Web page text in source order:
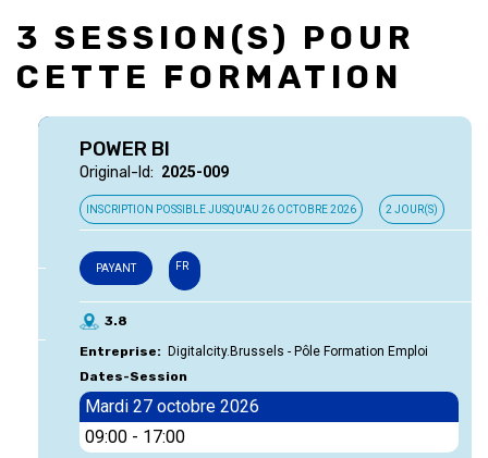
3 SESSION(S) POUR
CETTE FORMATION
POWER BI
Original-Id 2025-009
INSCRIPTION POSSIBLE JUSQU'AU26 OCTOBRE 2026 2 JOUR(S)
PAYANT FR
3.8
Entreprise
Digitalcity.Brussels - Pôle Formation Emploi
Dates-Session
Mardi 27 octobre 2026
09:00-17:00